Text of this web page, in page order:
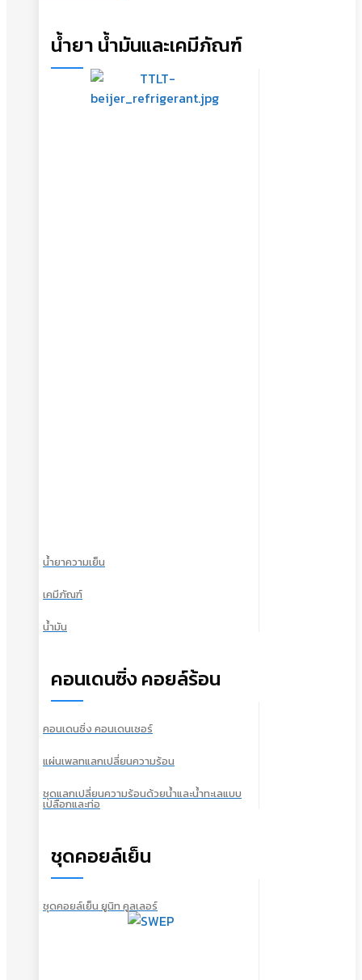
น้ำยา น้ำมันและเคมีภัณฑ์
น้ำยาความเย็น
เคมีภัณฑ์
น้ำมัน
คอนเดนซิ่ง คอยล์ร้อน
คอนเดนซิ่ง คอนเดนเซอร์
แผ่นเพลทแลกเปลี่ยนความร้อน
ชุดแลกเปลี่ยนความร้อนด้วยน้ำและน้ำทะเลแบบ
เปลือกและท่อ
ชุดคอยล์เย็น
ชุดคอยล์เย็น ยูนิท คูลเลอร์